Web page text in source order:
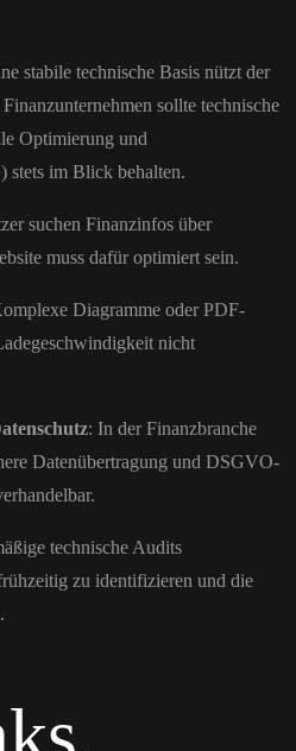
stabile technische Basis nützt der
sollte technische
Optimierung und
stets im Blick behalten.
suchen Finanzinfos über
muss dafür optimiert sein.
Diagramme oder PDF-
nicht
: In der Finanzbranche
Datenübertragung und DSGVO-
technische Audits
zu identifizieren und die